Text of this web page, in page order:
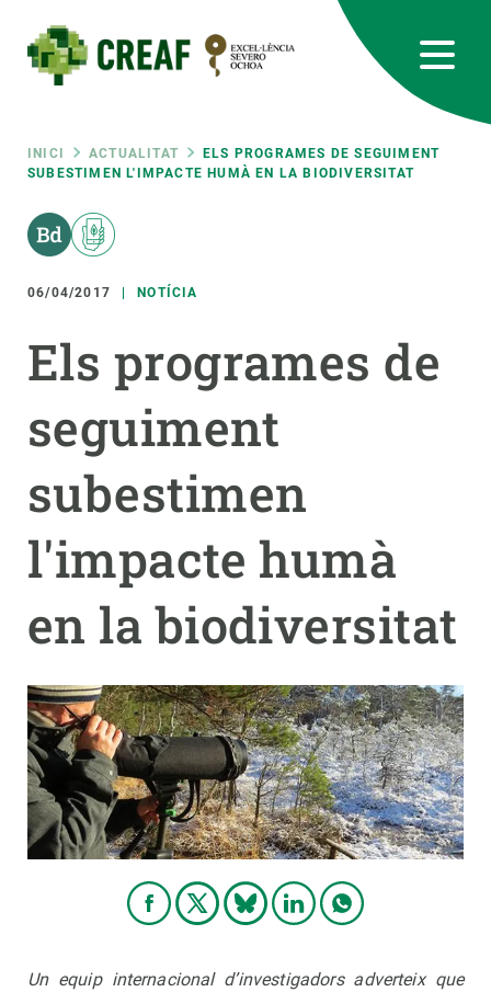
contingut
Fil
d'ariadna
INICI ACTUALITAT
ELS PROGRAMES DE SEGUIMENT
SUBESTIMEN L'IMPACTE HUMÀ EN LA BIODIVERSITAT
06/04/2017 NOTÍCIA
Els programes de
seguiment
subestimen
l'impacte humà
en la biodiversitat
Un equip internacional d’investigadors adverteix que
RRSS
Featured
responsive
INTRANET
Responsive
menu
RECERCA
CIÈNCIA EN ACCIÓ
UNEIX-TE A NOSALTRES
PARTICIPA
NOTÍCIES I AGENDA